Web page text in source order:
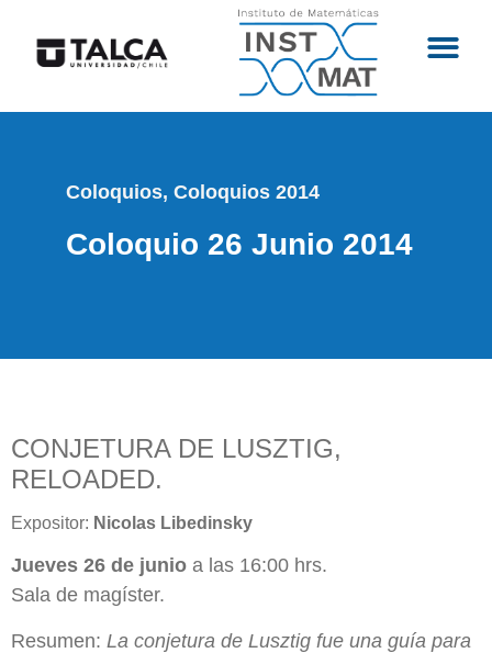
Coloquios, Coloquios 2014
Coloquio 26 Junio 2014
CONJETURA DE LUSZTIG,
RELOADED.
Expositor: Nicolas Libedinsky
Jueves 26 de junio a las 16:00 hrs.
Sala de magíster.
Resumen: La conjetura de Lusztig fue una guía para